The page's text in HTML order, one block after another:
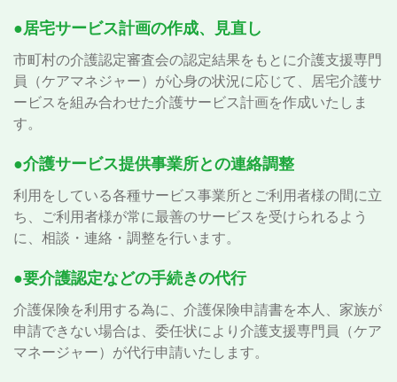
●居宅サービス計画の作成、見直し
市町村の介護認定審査会の認定結果をもとに介護支援専門
員（ケアマネジャー）が心身の状況に応じて、居宅介護サ
ービスを組み合わせた介護サービス計画を作成いたしま
す。
●介護サービス提供事業所との連絡調整
利用をしている各種サービス事業所とご利用者様の間に立
ち、ご利用者様が常に最善のサービスを受けられるよう
に、相談・連絡・調整を行います。
●要介護認定などの手続きの代行
介護保険を利用する為に、介護保険申請書を本人、家族が
申請できない場合は、委任状により介護支援専門員（ケア
マネージャー）が代行申請いたします。